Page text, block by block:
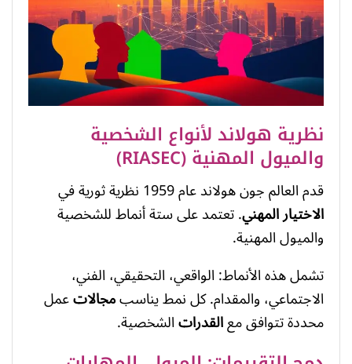
نظرية هولاند لأنواع الشخصية
والميول المهنية (RIASEC)
قدم العالم جون هولاند عام 1959 نظرية ثورية في
الاختيار المهني. تعتمد على ستة أنماط للشخصية
والميول المهنية.
تشمل هذه الأنماط: الواقعي، التحقيقي، الفني،
الاجتماعي، والمقدام. كل نمط يناسبمجالاتعمل
محددة تتوافق معالقدراتالشخصية.